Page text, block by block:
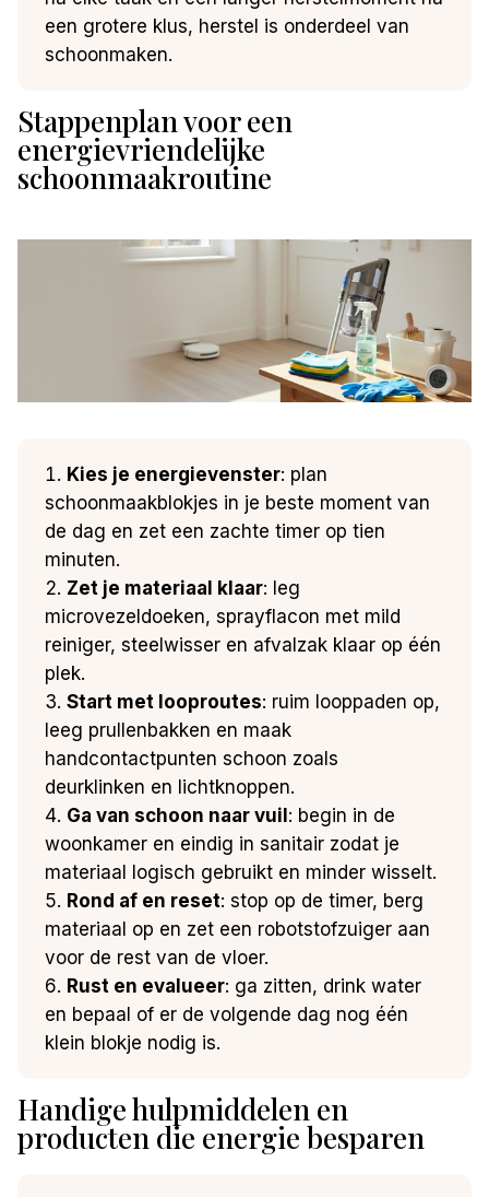
een grotere klus, herstel is onderdeel van
schoonmaken.
Stappenplan voor een
energievriendelijke
schoonmaakroutine
Kies je energievenster: plan
schoonmaakblokjes in je beste moment van
de dag en zet een zachte timer op tien
minuten.
Zet je materiaal klaar: leg
microvezeldoeken, sprayflacon met mild
reiniger, steelwisser en afvalzak klaar op één
plek.
Start met looproutes: ruim looppaden op,
leeg prullenbakken en maak
handcontactpunten schoon zoals
deurklinken en lichtknoppen.
Ga van schoon naar vuil: begin in de
woonkamer en eindig in sanitair zodat je
materiaal logisch gebruikt en minder wisselt.
Rond af en reset: stop op de timer, berg
materiaal op en zet een robotstofzuiger aan
voor de rest van de vloer.
Rust en evalueer: ga zitten, drink water
en bepaal of er de volgende dag nog één
klein blokje nodig is.
Handige hulpmiddelen en
producten die energie besparen